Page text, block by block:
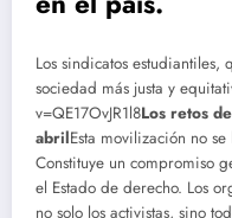
Los sindicatos estudiantiles,
sociedad más justa y
v=QE17OvJR1l8Los retos
abrilEsta movilización no
Constituye un compromiso
el Estado de derecho. Los
no solo los activistas, sino